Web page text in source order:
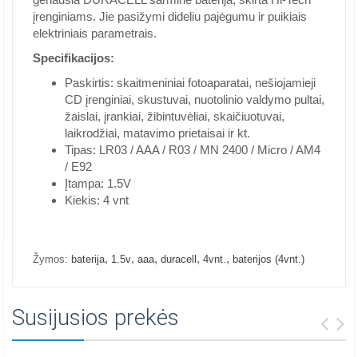
įrenginiams. Jie pasižymi dideliu pajėgumu ir puikiais
elektriniais parametrais.
Specifikacijos:
Paskirtis: skaitmeniniai fotoaparatai, nešiojamieji
CD įrenginiai, skustuvai, nuotolinio valdymo pultai,
žaislai, įrankiai, žibintuvėliai, skaičiuotuvai,
laikrodžiai, matavimo prietaisai ir kt.
Tipas: LR03 / AAA / R03 / MN 2400 / Micro / AM4
/ E92
Įtampa: 1.5V
Kiekis: 4 vnt
Žymos: baterija, 1.5v, aaa, duracell , 4vnt., baterijos (4vnt.)
Susijusios prekės